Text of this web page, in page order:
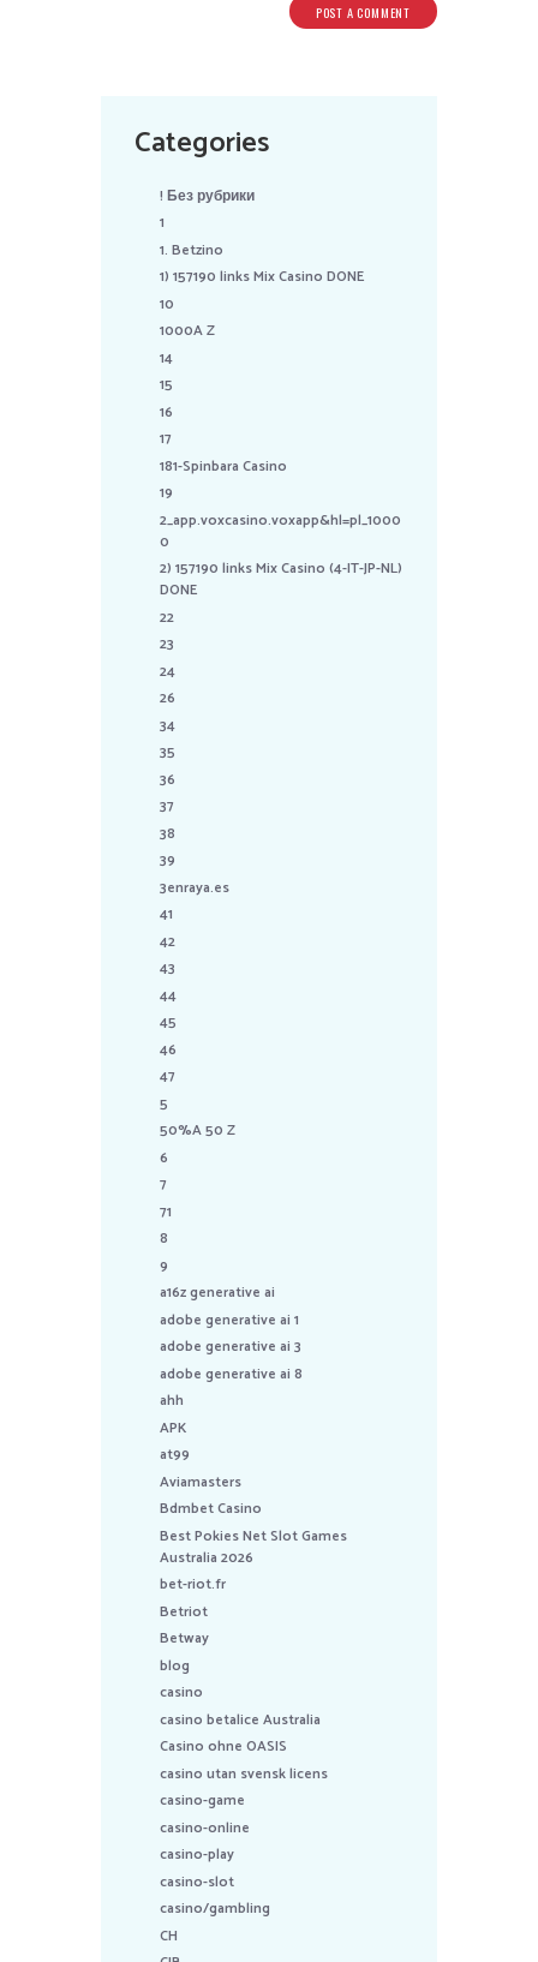
Categories
! Без рубрики
1
1. Betzino
1) 157190 links Mix Casino DONE
10
1000A Z
14
15
16
17
181-Spinbara Casino
19
2_app.voxcasino.voxapp&hl=pl_1000
0
2) 157190 links Mix Casino (4-IT-JP-NL)
DONE
22
23
24
26
34
35
36
37
38
39
3enraya.es
41
42
43
44
45
46
47
5
50%A 50 Z
6
7
71
8
9
a16z generative ai
adobe generative ai 1
adobe generative ai 3
adobe generative ai 8
ahh
APK
at99
Aviamasters
Bdmbet Casino
Best Pokies Net Slot Games
Australia 2026
bet-riot.fr
Betriot
Betway
blog
casino
casino betalice Australia
Casino ohne OASIS
casino utan svensk licens
casino-game
casino-online
casino-play
casino-slot
casino/gambling
CH